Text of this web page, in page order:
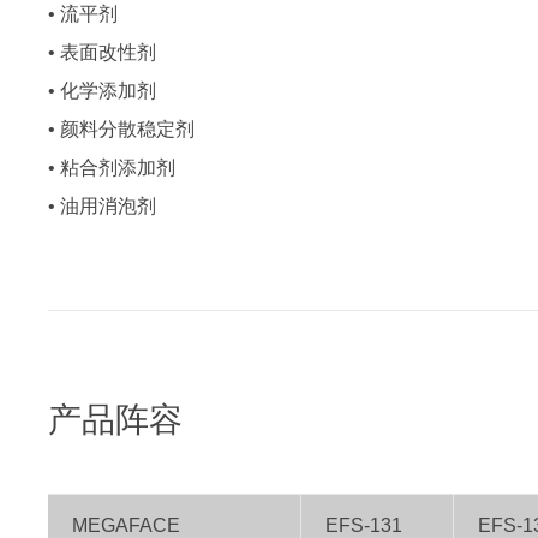
• 流平剂
• 表面改性剂
• 化学添加剂
• 颜料分散稳定剂
• 粘合剂添加剂
• 油用消泡剂
产品阵容
MEGAFACE EFS-131 EFS-